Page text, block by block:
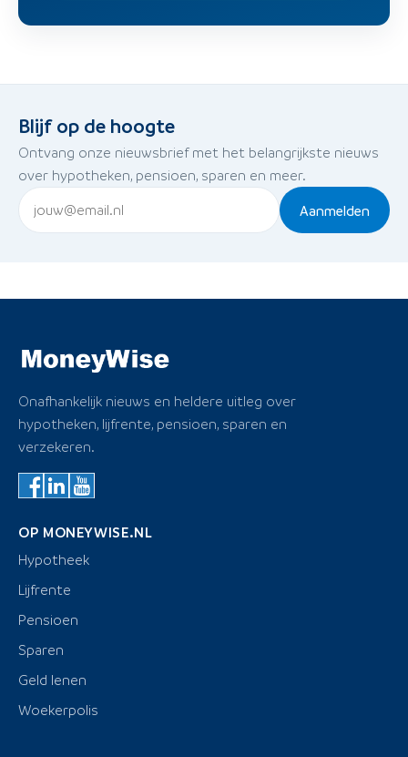
Blijf op de hoogte
Ontvang onze nieuwsbrief met het belangrijkste nieuws
over hypotheken, pensioen, sparen en meer.
Aanmelden
Onafhankelijk nieuws en heldere uitleg over
hypotheken, lijfrente, pensioen, sparen en
verzekeren.
OP MONEYWISE.NL
Hypotheek
Lijfrente
Pensioen
Sparen
Geld lenen
Woekerpolis